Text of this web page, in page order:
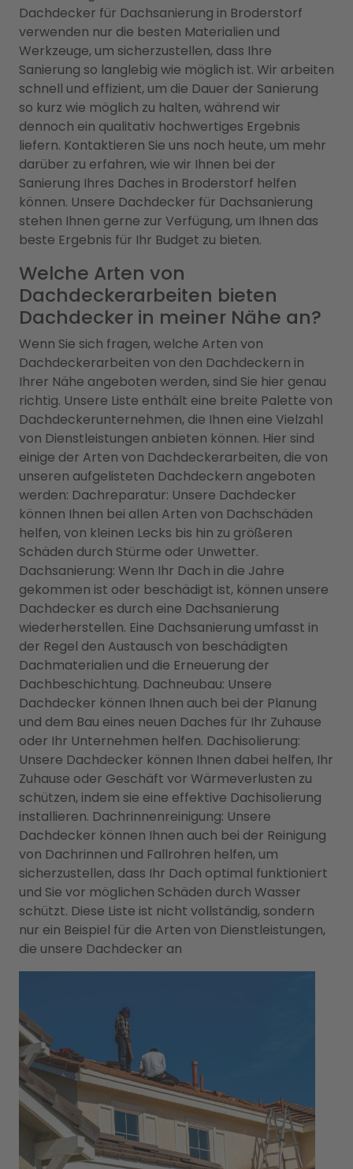
Dachdecker für Dachsanierung in Broderstorf
verwenden nur die besten Materialien und
Werkzeuge, um sicherzustellen, dass Ihre
Sanierung so langlebig wie möglich ist. Wir arbeiten
schnell und effizient, um die Dauer der Sanierung
so kurz wie möglich zu halten, während wir
dennoch ein qualitativ hochwertiges Ergebnis
liefern. Kontaktieren Sie uns noch heute, um mehr
darüber zu erfahren, wie wir Ihnen bei der
Sanierung Ihres Daches in Broderstorf helfen
können. Unsere Dachdecker für Dachsanierung
stehen Ihnen gerne zur Verfügung, um Ihnen das
beste Ergebnis für Ihr Budget zu bieten.
Welche Arten von
Dachdeckerarbeiten bieten
Dachdecker in meiner Nähe an?
Wenn Sie sich fragen, welche Arten von
Dachdeckerarbeiten von den Dachdeckern in
Ihrer Nähe angeboten werden, sind Sie hier genau
richtig. Unsere Liste enthält eine breite Palette von
Dachdeckerunternehmen, die Ihnen eine Vielzahl
von Dienstleistungen anbieten können. Hier sind
einige der Arten von Dachdeckerarbeiten, die von
unseren aufgelisteten Dachdeckern angeboten
werden: Dachreparatur: Unsere Dachdecker
können Ihnen bei allen Arten von Dachschäden
helfen, von kleinen Lecks bis hin zu größeren
Schäden durch Stürme oder Unwetter.
Dachsanierung: Wenn Ihr Dach in die Jahre
gekommen ist oder beschädigt ist, können unsere
Dachdecker es durch eine Dachsanierung
wiederherstellen. Eine Dachsanierung umfasst in
der Regel den Austausch von beschädigten
Dachmaterialien und die Erneuerung der
Dachbeschichtung. Dachneubau: Unsere
Dachdecker können Ihnen auch bei der Planung
und dem Bau eines neuen Daches für Ihr Zuhause
oder Ihr Unternehmen helfen. Dachisolierung:
Unsere Dachdecker können Ihnen dabei helfen, Ihr
Zuhause oder Geschäft vor Wärmeverlusten zu
schützen, indem sie eine effektive Dachisolierung
installieren. Dachrinnenreinigung: Unsere
Dachdecker können Ihnen auch bei der Reinigung
von Dachrinnen und Fallrohren helfen, um
sicherzustellen, dass Ihr Dach optimal funktioniert
und Sie vor möglichen Schäden durch Wasser
schützt. Diese Liste ist nicht vollständig, sondern
nur ein Beispiel für die Arten von Dienstleistungen,
die unsere Dachdecker an